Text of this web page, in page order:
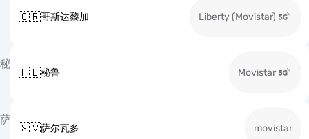
🇨🇷哥斯达黎加 Liberty (Movistar)
秘
🇵🇪秘鲁 Movistar
萨
🇸🇻萨尔瓦多 movistar